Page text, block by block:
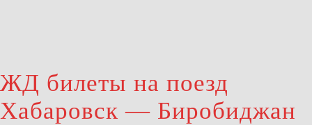
ЖД билеты на поезд
Хабаровск — Биробиджан